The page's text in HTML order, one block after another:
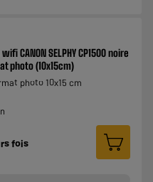
CANON SELPHY CP1500 noire
photo (10x15cm)
photo 10x15 cm
fois